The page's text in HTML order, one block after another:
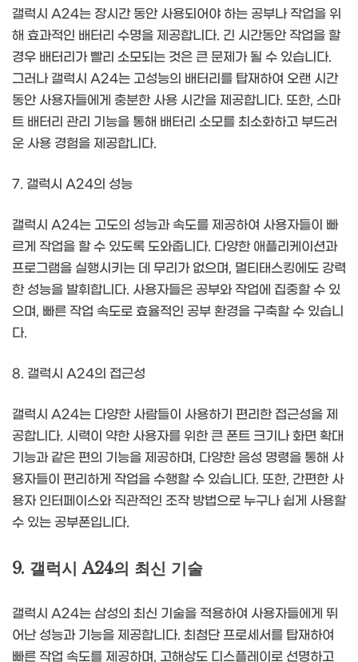
갤럭시 A24는 장시간 동안 사용되어야 하는 공부나 작업을 위
해 효과적인 배터리 수명을 제공합니다. 긴 시간동안 작업을 할
경우 배터리가 빨리 소모되는 것은 큰 문제가 될 수 있습니다.
그러나 갤럭시 A24는 고성능의 배터리를 탑재하여 오랜 시간
동안 사용자들에게 충분한 사용 시간을 제공합니다. 또한, 스마
트 배터리 관리 기능을 통해 배터리 소모를 최소화하고 부드러
운 사용 경험을 제공합니다.
7. 갤럭시 A24의 성능
갤럭시 A24는 고도의 성능과 속도를 제공하여 사용자들이 빠
르게 작업을 할 수 있도록 도와줍니다. 다양한 애플리케이션과
프로그램을 실행시키는 데 무리가 없으며, 멀티태스킹에도 강력
한 성능을 발휘합니다. 사용자들은 공부와 작업에 집중할 수 있
으며, 빠른 작업 속도로 효율적인 공부 환경을 구축할 수 있습니
다.
8. 갤럭시 A24의 접근성
갤럭시 A24는 다양한 사람들이 사용하기 편리한 접근성을 제
공합니다. 시력이 약한 사용자를 위한 큰 폰트 크기나 화면 확대
기능과 같은 편의 기능을 제공하며, 다양한 음성 명령을 통해 사
용자들이 편리하게 작업을 수행할 수 있습니다. 또한, 간편한 사
용자 인터페이스와 직관적인 조작 방법으로 누구나 쉽게 사용할
수 있는 공부폰입니다.
9. 갤럭시 A24의 최신 기술
갤럭시 A24는 삼성의 최신 기술을 적용하여 사용자들에게 뛰
어난 성능과 기능을 제공합니다. 최첨단 프로세서를 탑재하여
빠른 작업 속도를 제공하며, 고해상도 디스플레이로 선명하고